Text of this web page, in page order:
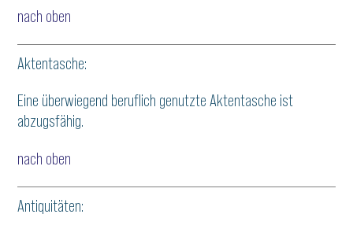
nach oben
Aktentasche:
Eine überwiegend beruflich genutzte Aktentasche ist
abzugsfähig.
nach oben
Antiquitäten: